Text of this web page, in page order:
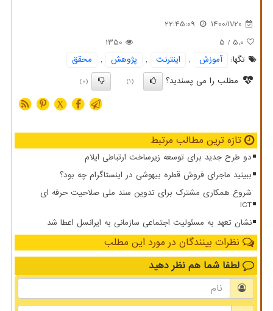
1400/11/20
22:45:09
5.0
/ 5
1350
تگها:
آموزش , اینترنت , پژوهش ,
محقق
مطلب را می پسندید؟
(1)
(0)
X
تازه ترین مطالب مرتبط
دو طرح جدید برای توسعه زیرساخت ارتباطی ایلام
ببینید ماجرای فروش قطره بیهوشی در اینستاگرام چه بود؟
شروع همکاری مشترک برای تدوین سند ملی صلاحیت حرفه ای
ICT
نشان تعهد به مسئولیت اجتماعی سازمانی به ایرانسل اعطا شد
نظرات بینندگان در مورد این مطلب
لطفا شما هم نظر دهید